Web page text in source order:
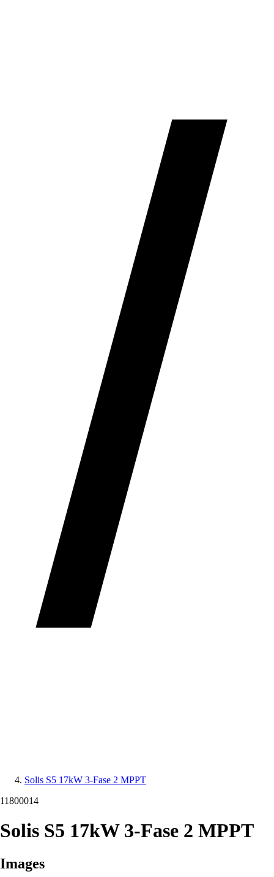
Solis S5 17kW 3-Fase 2 MPPT
11800014
Solis S5 17kW 3-Fase 2 MPPT
Images